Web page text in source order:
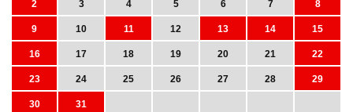
2
3 4 5 6 7
8
9
10 11 12 13 14
15
16
17 18 19 20 21
22
23
24 25 26 27 28
29
30
31